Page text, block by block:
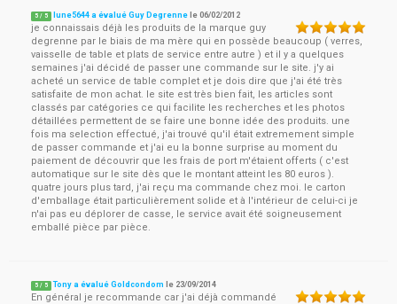
5 / 5 lune5644 a évalué Guy Degrenne le06/02/2012
je connaissais déjà les produits de la marque guy
degrenne par le biais de ma mère qui en possède beaucoup ( verres,
vaisselle de table et plats de service entre autre ) et il y a quelques
semaines j'ai décidé de passer une commande sur le site. j'y ai
acheté un service de table complet et je dois dire que j'ai été très
satisfaite de mon achat. le site est très bien fait, les articles sont
classés par catégories ce qui facilite les recherches et les photos
détaillées permettent de se faire une bonne idée des produits. une
fois ma selection effectué, j'ai trouvé qu'il était extremement simple
de passer commande et j'ai eu la bonne surprise au moment du
paiement de découvrir que les frais de port m'étaient offerts ( c'est
automatique sur le site dès que le montant atteint les 80 euros ).
quatre jours plus tard, j'ai reçu ma commande chez moi. le carton
d'emballage était particulièrement solide et à l'intérieur de celui-ci je
n'ai pas eu déplorer de casse, le service avait été soigneusement
emballé pièce par pièce.
5 / 5 Tony a évalué Goldcondom le 23/09/2014
En général je recommande car j'ai déjà commandé